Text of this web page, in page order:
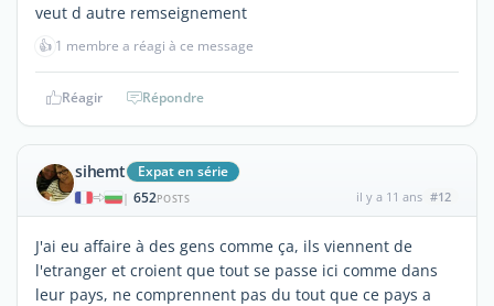
veut d autre remseignement
👍 1 membre a réagi à ce message
Réagir Répondre
sihemt Expat en série
| 652POSTS il y a 11 ans #12
J'ai eu affaire à des gens comme ça, ils viennent de
l'etranger et croient que tout se passe ici comme dans
leur pays, ne comprennent pas du tout que ce pays a